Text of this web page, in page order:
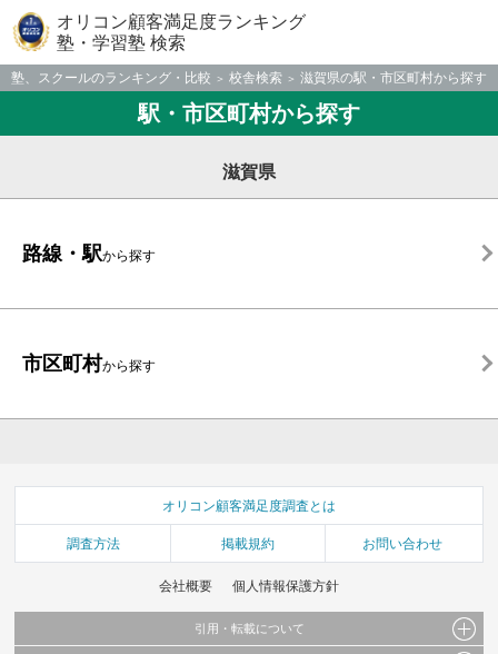
オリコン顧客満足度ランキング
塾・学習塾 検索
塾、スクールのランキング・比較 校舎検索 滋賀県の駅・市区町村から探す
駅・市区町村から探す
滋賀県
路線・駅から探す
市区町村から探す
オリコン顧客満足度調査とは
調査方法 掲載規約 お問い合わせ
会社概要 個人情報保護方針
引用・転載について